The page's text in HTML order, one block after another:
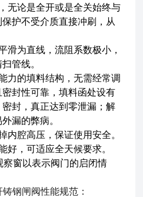
无论是全开或是全关始终与
护不受介质直接冲刷，从
滑为直线，流阻系数极小，
管线。
力的填料结构，无需经常调
封性可靠，填料函处设有
封，真正达到零泄漏；解
漏的弊病。
内腔高压，保证使用安全。
好，可适应全天候要求。
窗以表示阀门的启闭情
铸钢闸阀性能规范：